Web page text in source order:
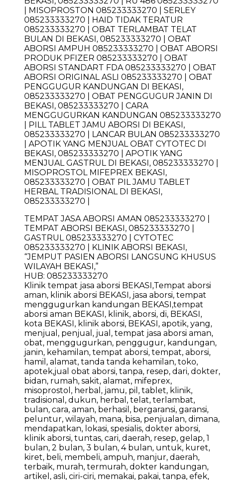
| MISOPROSTON 085233333270 | SERLEY
085233333270 | HAID TIDAK TERATUR
085233333270 | OBAT TERLAMBAT TELAT
BULAN DI BEKASI, 085233333270 | OBAT
ABORSI AMPUH 085233333270 | OBAT ABORSI
PRODUK PFIZER 085233333270 | OBAT
ABORSI STANDART FDA 085233333270 | OBAT
ABORSI ORIGINAL ASLI 085233333270 | OBAT
PENGGUGUR KANDUNGAN DI BEKASI,
085233333270 | OBAT PENGGUGUR JANIN DI
BEKASI, 085233333270 | CARA
MENGGUGURKAN KANDUNGAN 085233333270
| PILL TABLET JAMU ABORSI DI BEKASI,
085233333270 | LANCAR BULAN 085233333270
| APOTIK YANG MENJUAL OBAT CYTOTEC DI
BEKASI, 085233333270 | APOTIK YANG
MENJUAL GASTRUL DI BEKASI, 085233333270 |
MISOPROSTOL MIFEPREX BEKASI,
085233333270 | OBAT PIL JAMU TABLET
HERBAL TRADISIONAL DI BEKASI,
085233333270 |
TEMPAT JASA ABORSI AMAN 085233333270 |
TEMPAT ABORSI BEKASI, 085233333270 |
GASTRUL 085233333270 | CYTOTEC
085233333270 | KLINIK ABORSI BEKASI,
“JEMPUT PASIEN ABORSI LANGSUNG KHUSUS
WILAYAH BEKASI,”
HUB: 085233333270
Klinik tempat jasa aborsi BEKASI,Tempat aborsi
aman, klinik aborsi BEKASI, jasa aborsi, tempat
menggugurkan kandungan BEKASI,tempat
aborsi aman BEKASI, klinik, aborsi, di, BEKASI,
kota BEKASI, klinik aborsi, BEKASI, apotik, yang,
menjual, penjual, jual, tempat jasa aborsi aman,
obat, menggugurkan, penggugur, kandungan,
janin, kehamilan, tempat aborsi, tempat, aborsi,
hamil, alamat, tanda tanda kehamilan, toko,
apotek,jual obat aborsi, tanpa, resep, dari, dokter,
bidan, rumah, sakit, alamat, mifeprex,
misoprostol, herbal, jamu, pil, tablet, klinik,
tradisional, dukun, herbal, telat, terlambat,
bulan, cara, aman, berhasil, bergaransi, garansi,
peluntur, wilayah, mana, bisa, penjualan, dimana,
mendapatkan, lokasi, spesialis, dokter aborsi,
klinik aborsi, tuntas, cari, daerah, resep, gelap, 1
bulan, 2 bulan, 3 bulan, 4 bulan, untuk, kuret,
kiret, beli, membeli, ampuh, manjur, daerah,
terbaik, murah, termurah, dokter kandungan,
artikel, asli, ciri-ciri, memakai, pakai, tanpa, efek,